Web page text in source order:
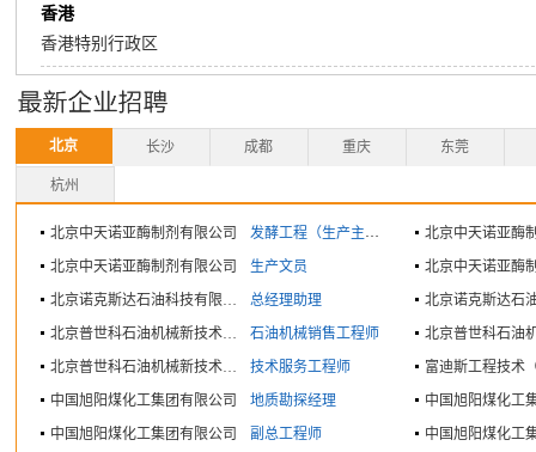
香港
香港特别行政区
北京 长沙 成都 重庆 东莞
杭州
北京中天诺亚酶制剂有限公司 发酵工程（生产主管）
北京中天诺亚酶
北京中天诺亚酶制剂有限公司
生产文员
北京中天诺亚酶
北京诺克斯达石油科技有限公司
总经理助理
北京普世科石油机械新技术有限公司
石油机械销售工程师
北京普世科石油机械新技术有限公司
技术服务工程师
中国旭阳煤化工集团有限公司
地质勘探经理
中国旭阳煤化工
中国旭阳煤化工集团有限公司
副总工程师
中国旭阳煤化工